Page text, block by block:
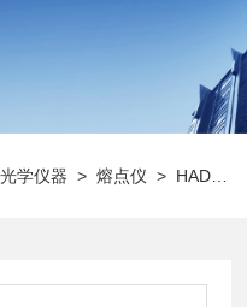
光学仪器 >熔点仪 > HAD-WRS-1C熔点仪